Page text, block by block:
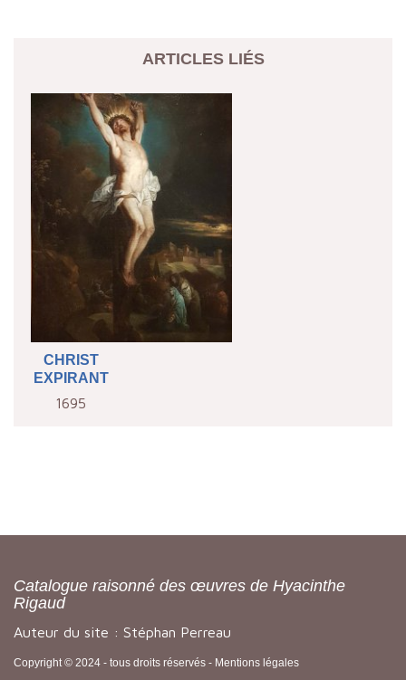
ARTICLES LIÉS
CHRIST
EXPIRANT
1695
Catalogue raisonné des œuvres de Hyacinthe
Rigaud
Auteur du site : Stéphan Perreau
Copyright © 2024 - tous droits réservés - Mentions légales